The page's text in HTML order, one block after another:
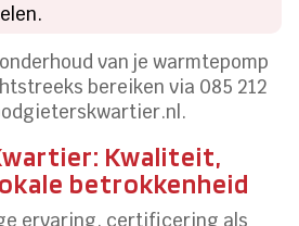
van je warmtepomp
bereiken via 085 212
Kwaliteit,
betrokkenheid
ervaring, certificering als